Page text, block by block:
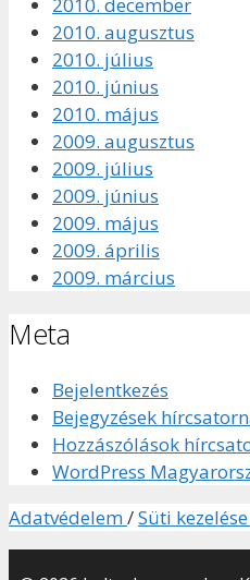
2010. augusztus
2010. július
2010. június
2010. május
2009. augusztus
2009. július
2009. június
2009. május
2009. április
2009. március
Meta
Bejelentkezés
Bejegyzések
Hozzászólások
WordPress
Adatvédelem/Süti kezelése